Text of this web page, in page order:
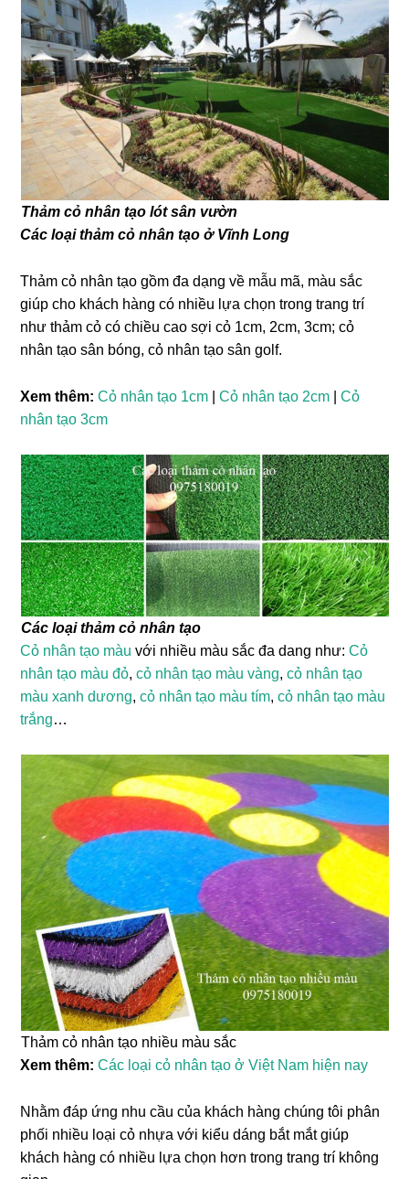
Thảm cỏ nhân tạo lót sân vườn
Các loại thảm cỏ nhân tạo ở Vĩnh Long
Thảm cỏ nhân tạo gồm đa dạng về mẫu mã, màu sắc
giúp cho khách hàng có nhiều lựa chọn trong trang trí
như thảm cỏ có chiều cao sợi cỏ 1cm, 2cm, 3cm; cỏ
nhân tạo sân bóng, cỏ nhân tạo sân golf.
Xem thêm: Cỏ nhân tạo 1cm |Cỏ nhân tạo 2cm |Cỏ
nhân tạo 3cm
Các loại thảm cỏ nhân tạo
Cỏ nhân tạo màu với nhiều màu sắc đa dang như:Cỏ
nhân tạo màu đỏ,cỏ nhân tạo màu vàng,cỏ nhân tạo
màu xanh dương,cỏ nhân tạo màu tím,cỏ nhân tạo màu
trắng…
Thảm cỏ nhân tạo nhiều màu sắc
Xem thêm:Các loại cỏ nhân tạo ở Việt Nam hiện nay
Nhằm đáp ứng nhu cầu của khách hàng chúng tôi phân
phối nhiều loại cỏ nhựa với kiểu dáng bắt mắt giúp
khách hàng có nhiều lựa chọn hơn trong trang trí không